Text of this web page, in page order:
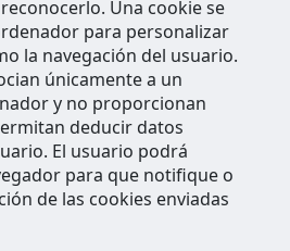
Una cookie se
para personalizar
la navegación del usuario.
únicamente a un
y no proporcionan
deducir datos
El usuario podrá
para que notifique o
de las cookies enviadas